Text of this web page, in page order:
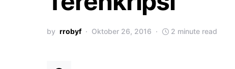
by rrobyf Oktober 26, 2016 2 minute read